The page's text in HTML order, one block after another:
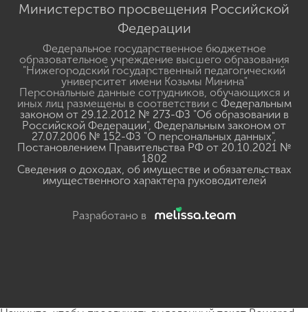
Министерство просвещения Российской
Федерации
Федеральное государственное бюджетное
образовательное учреждение высшего образования
"Нижегородский государственный педагогический
университет имени Козьмы Минина"
Персональные данные сотрудников, обучающихся и
иных лиц размещены в соответствии с Федеральным
законом от 29.12.2012 № 273-ФЗ "Об образовании в
Российской Федерации", Федеральным законом от
27.07.2006 № 152-ФЗ "О персональных данных",
Постановлением Правительства РФ от 20.10.2021 №
1802
Сведения о доходах, об имуществе и обязательствах
имущественного характера руководителей
Разработано в